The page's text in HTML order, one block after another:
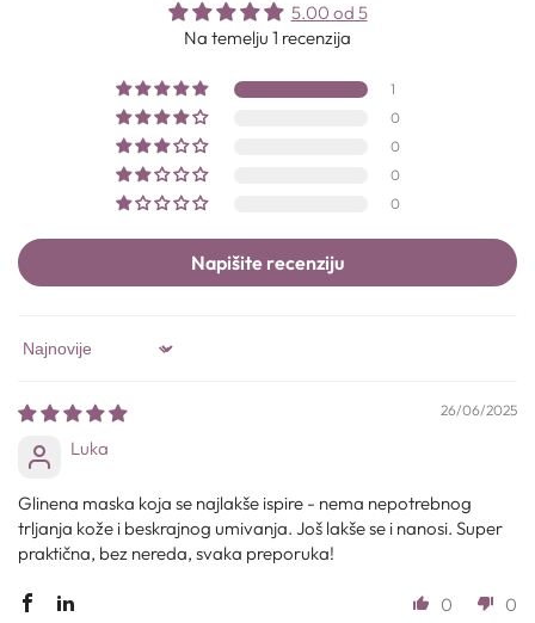
5.00 od 5
Na temelju 1 recenzija
1
0
0
0
0
Napišite recenziju
Sort by
26/06/2025
Luka
Glinena maska koja se najlakše ispire - nema nepotrebnog
trljanja kože i beskrajnog umivanja. Još lakše se i nanosi. Super
praktična, bez nereda, svaka preporuka!
0 0